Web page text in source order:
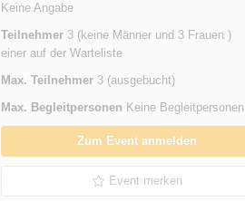
Keine Angabe
Teilnehmer3 (keine Männer und 3 Frauen )
einer auf der Warteliste
Max. Teilnehmer3 (ausgebucht)
Max. Begleitpersonen Keine Begleitpersonen
Zum Event anmelden
Event merken